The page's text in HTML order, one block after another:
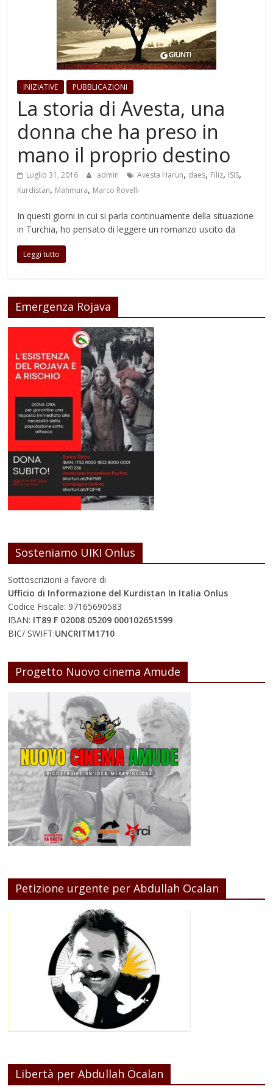
INIZIATIVE PUBBLICAZIONI
La storia di Avesta, una
donna che ha preso in
mano il proprio destino
Luglio 31, 2016 admin Avesta Harun, daes, Filiz, ISIS,
Kurdistan, Mahmura, Marco Rovelli
In questi giorni in cui si parla continuamente della situazione
in Turchia, ho pensato di leggere un romanzo uscito da
Leggi tutto
Emergenza Rojava
Sosteniamo UIKI Onlus
Sottoscrizioni a favore di
Ufficio di Informazione del Kurdistan In Italia Onlus
Codice Fiscale: 97165690583
IBAN: IT89 F 02008 05209 000102651599
BIC/ SWIFT:UNCRITM1710
Progetto Nuovo cinema Amude
Petizione urgente per Abdullah Ocalan
Libertà per Abdullah Öcalan